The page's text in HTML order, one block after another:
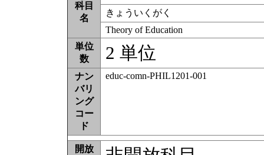
科目
名
きょういくがく
Theory of Education
単位
数
2 単位
ナン
バリ
ング
コー
ド
educ-comn-PHIL1201-001
開放